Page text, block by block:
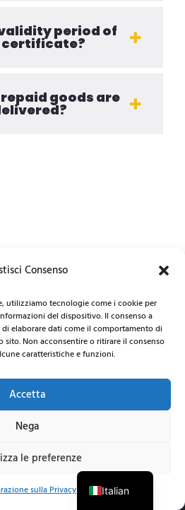
Consenso
utilizziamo tecnologie come i cookie per
del dispositivo. Il consenso a
elaborare dati come il comportamento di
Non acconsentire o ritirare il consenso
caratteristiche e funzioni.
Accetta
Nega
le preferenze
sulla Privacy
period of
goods are
Italian